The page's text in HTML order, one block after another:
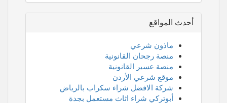
أحدث المواقع
ماذون شرعي
منصة رجحان القانونية
منصة عسير القانونية
موقع شرعي الأردن
شركة الافضل شراء سكراب بالرياض
أبوتركي شراء اثاث مستعمل بجدة